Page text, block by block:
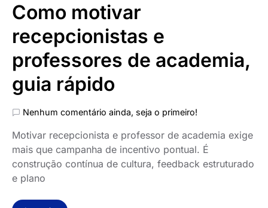
Como motivar
recepcionistas e
professores de academia,
guia rápido
Nenhum comentário ainda, seja o primeiro!
Motivar recepcionista e professor de academia exige
mais que campanha de incentivo pontual. É
construção contínua de cultura, feedback estruturado
e plano